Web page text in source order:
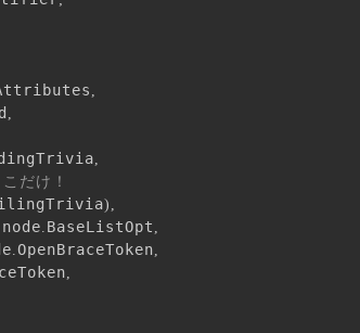
,
,
,
だけ！
) ,
node. BaseListOpt ,
.OpenBraceToken,
,